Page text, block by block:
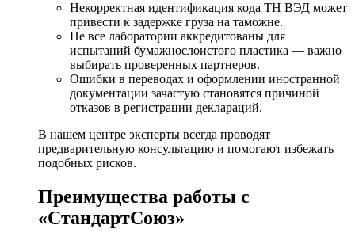
Некорректная идентификация кода ТН ВЭД может
привести к задержке груза на таможне.
Не все лаборатории аккредитованы для
испытаний бумажнослоистого пластика — важно
выбирать проверенных партнеров.
Ошибки в переводах и оформлении иностранной
документации зачастую становятся причиной
отказов в регистрации деклараций.
В нашем центре эксперты всегда проводят
предварительную консультацию и помогают избежать
подобных рисков.
Преимущества работы с
«СтандартСоюз»